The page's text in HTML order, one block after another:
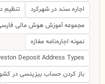
اجاره سند در شهرکرد
تنظیم
مجموعه آموزش هوش مالی
نمونه اجاره‌نامه مغازه
Deposit Address Types
باز کردن حساب بیزینسی در